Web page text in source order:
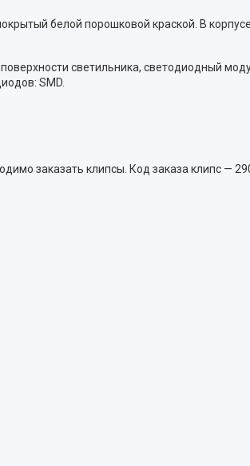
белой порошковой краской. В
светильника, светодиодный
SMD.
заказать клипсы. Код заказа клипс —